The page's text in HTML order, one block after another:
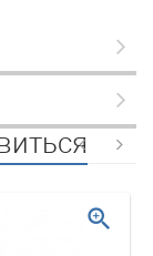
zoom_in